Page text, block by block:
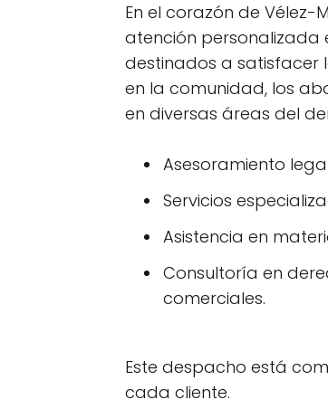
En el corazón de
atención personalizada
destinados a satisfacer
en la comunidad, los
en diversas áreas del
Asesoramiento
Servicios
Asistencia en
Consultoría en
comerciales.
Este despacho está
cada cliente.